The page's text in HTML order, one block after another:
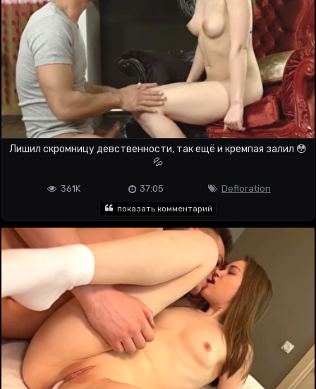
Лишил скромницу девственности, так ещё и кремпая залил 😳
💦
Defloration
37:05
361K
показать комментарий